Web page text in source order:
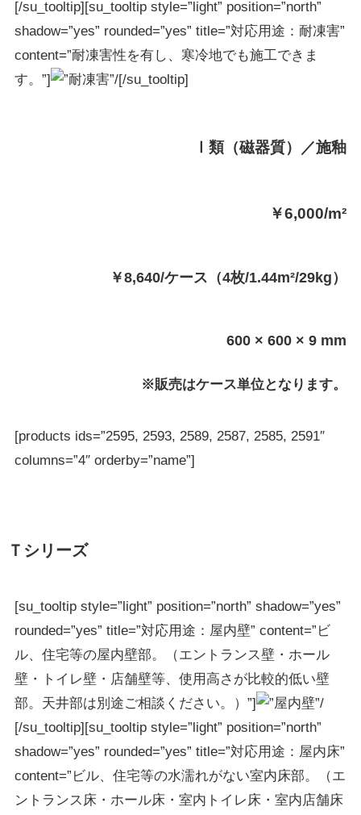
[/su_tooltip][su_tooltip style=”light” position=”north”
shadow=”yes” rounded=”yes” title=”対応用途：耐凍害”
content=”耐凍害性を有し、寒冷地でも施工できま
す。”]
[/su_tooltip]
Ⅰ類（磁器質）／施釉
￥6,000/m²
￥8,640/ケース（4枚/1.44m²/29kg）
600 × 600 × 9 mm
※販売はケース単位となります。
[products ids=”2595, 2593, 2589, 2587, 2585, 2591″
columns=”4″ orderby=”name”]
Ｔシリーズ
[su_tooltip style=”light” position=”north” shadow=”yes”
rounded=”yes” title=”対応用途：屋内壁” content=”ビ
ル、住宅等の屋内壁部。（エントランス壁・ホール
壁・トイレ壁・店舗壁等、使用高さが比較的低い壁
部。天井部は別途ご相談ください。）”]
[/su_tooltip][su_tooltip style=”light” position=”north”
shadow=”yes” rounded=”yes” title=”対応用途：屋内床”
content=”ビル、住宅等の水濡れがない室内床部。（エ
ントランス床・ホール床・室内トイレ床・室内店舗床